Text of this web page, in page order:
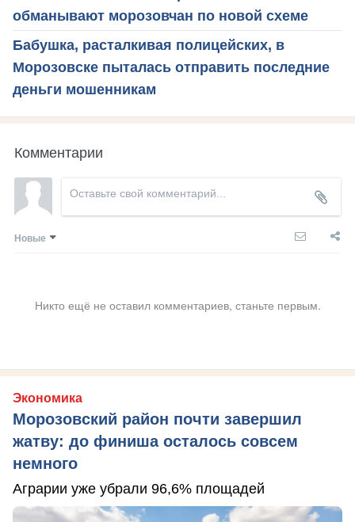
обманывают морозовчан по новой схеме
Бабушка, расталкивая полицейских, в
Морозовске пыталась отправить последние
деньги мошенникам
Комментарии
Новые
Никто ещё не оставил комментариев, станьте первым.
Экономика
Морозовский район почти завершил
жатву: до финиша осталось совсем
немного
Аграрии уже убрали 96,6% площадей